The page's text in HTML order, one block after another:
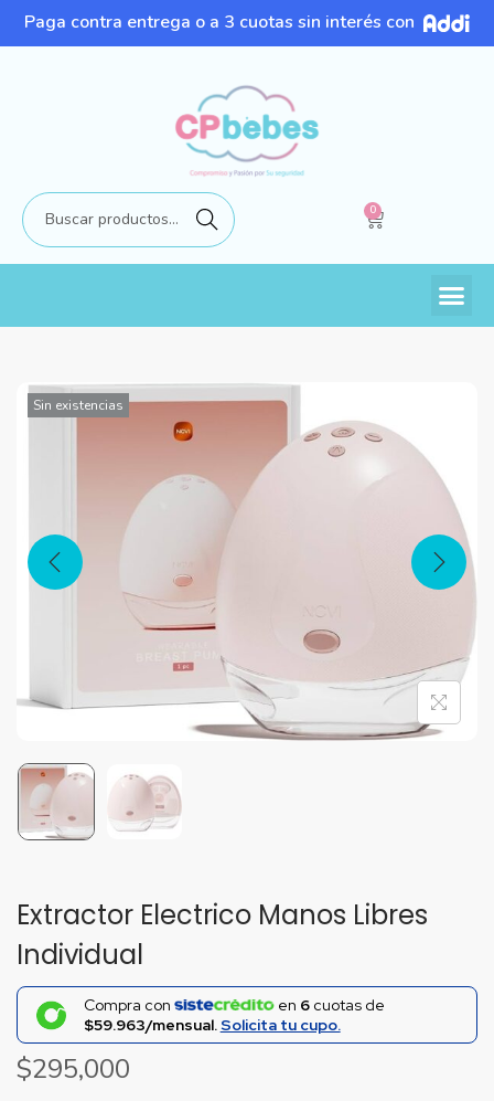
Paga contra entrega o a 3 cuotas sin interés con
Buscar 0
Sin existencias
Extractor Electrico Manos Libres
Individual
Compra con en 6cuotas de
$59.963/mensual.Solicita tu cupo.
$295,000